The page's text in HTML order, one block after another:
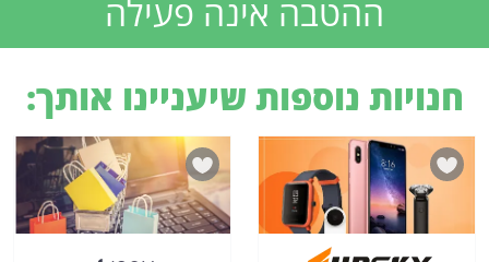
ההטבה אינה פעילה
חנויות נוספות שיעניינו אותך: